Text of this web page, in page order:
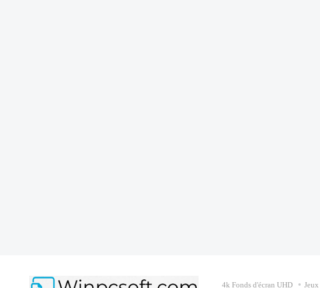
4k Fonds d'écran UHD